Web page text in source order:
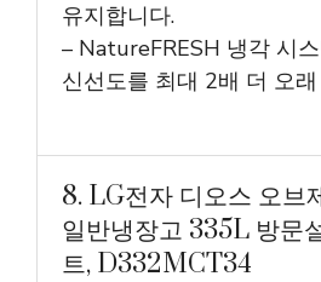
유지합니다.
– NatureFRESH 냉각 시
신선도를 최대 2배 더 오
8. LG전자 디오스 오브
일반냉장고 335L 방문
트, D332MCT34